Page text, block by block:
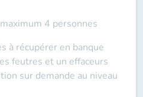
4 personnes
à récupérer en banque
feutres et un effaceurs
sur demande au niveau